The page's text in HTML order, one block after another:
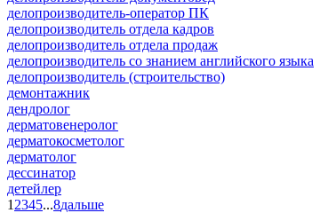
делопроизводитель-оператор ПК
делопроизводитель отдела кадров
делопроизводитель отдела продаж
делопроизводитель со знанием английского языка
делопроизводитель (строительство)
демонтажник
дендролог
дерматовенеролог
дерматокосметолог
дерматолог
дессинатор
детейлер
1 2345...8дальше